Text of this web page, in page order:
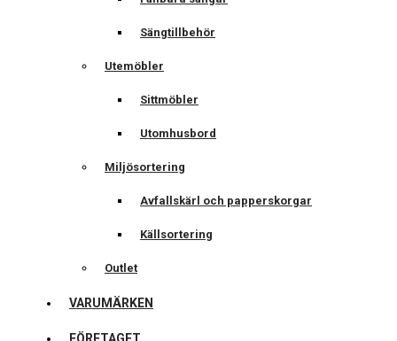
Sängtillbehör
Utemöbler
Sittmöbler
Utomhusbord
Miljösortering
Avfallskärl och papperskorgar
Källsortering
Outlet
VARUMÄRKEN